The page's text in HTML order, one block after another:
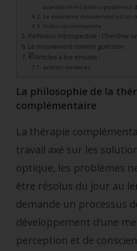
avant/arrière ( antéro-postérieur
Le deuxième mouvement est un
Vidéo recommandée
Réflexion introspective : Chercher
Le mouvement comme guérison
Articles à lire ensuite :
Articles similaires
La philosophie de la
complémentaire
La thérapie
travail axé sur les
optique, les problèmes
être résolus du jour au
demande un processus
développement d’une
perception et de